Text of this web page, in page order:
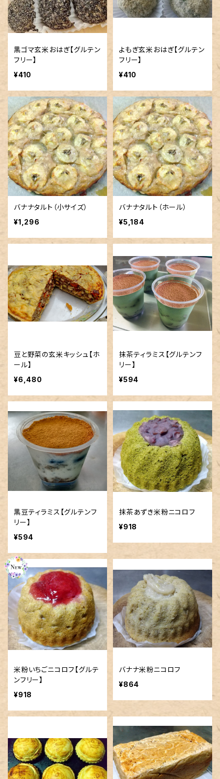
黒ゴマ玄米おはぎ【グルテン
フリー】
¥410
よもぎ玄米おはぎ【グルテン
フリー】
¥410
バナナタルト（小サイズ）
¥1,296
バナナタルト（ホール）
¥5,184
豆と野菜の玄米キッシュ【ホ
ール】
¥6,480
抹茶ティラミス【グルテンフ
リー】
¥594
黒豆ティラミス【グルテンフ
リー】
¥594
抹茶あずき米粉ニコロフ
¥918
米粉いちごニコロフ【グルテ
ンフリー】
¥918
バナナ米粉ニコロフ
¥864